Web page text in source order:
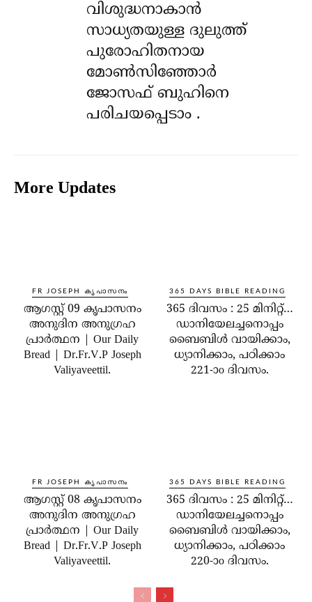
വിശുദ്ധനാകാൻ
സാധ്യതയുള്ള ദുലുത്ത്
പുരോഹിതനായ
മോൺസിഞ്ഞോർ
ജോസഫ് ബുഹിനെ
പരിചയപ്പെടാം .
More Updates
FR JOSEPH കൃപാസനം
ആഗസ്റ്റ് 09 കൃപാസനം
അനുദിന അനുഗ്രഹ
പ്രാർത്ഥന | Our Daily
Bread | Dr.Fr.V.P Joseph
Valiyaveettil.
365 DAYS BIBLE READING
365 ദിവസം : 25 മിനിറ്റ്…
ഡാനിയേലച്ചനൊപ്പം
ബൈബിൾ വായിക്കാം,
ധ്യാനിക്കാം, പഠിക്കാം
221-ാo ദിവസം.
FR JOSEPH കൃപാസനം
ആഗസ്റ്റ് 08 കൃപാസനം
അനുദിന അനുഗ്രഹ
പ്രാർത്ഥന | Our Daily
Bread | Dr.Fr.V.P Joseph
Valiyaveettil.
365 DAYS BIBLE READING
365 ദിവസം : 25 മിനിറ്റ്…
ഡാനിയേലച്ചനൊപ്പം
ബൈബിൾ വായിക്കാം,
ധ്യാനിക്കാം, പഠിക്കാം
220-ാo ദിവസം.